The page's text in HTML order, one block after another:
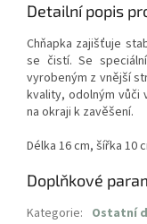
Detailní popis
Chňapka zajišťuje
se čistí.Se
vyrobeným z vnější
kvality, odolným vůči
na okraji k zavěšení.
Délka 16 cm, šířka 10
Doplňkové
Kategorie: Ostatní